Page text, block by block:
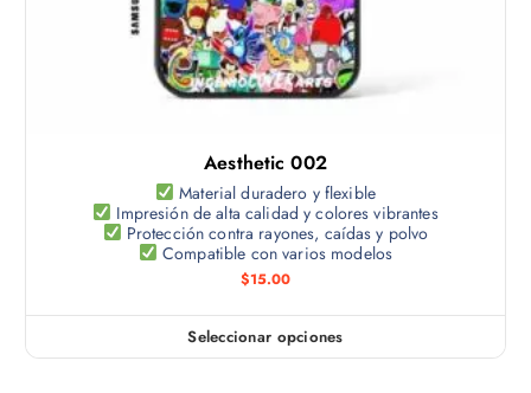
e
m
ú
i
p
l
e
s
r
Aesthetic 002
Material duradero y flexible
Impresión de alta calidad y colores vibrantes
Protección contra rayones, caídas y polvo
Compatible con varios modelos
$15.00
Seleccionar opciones
E